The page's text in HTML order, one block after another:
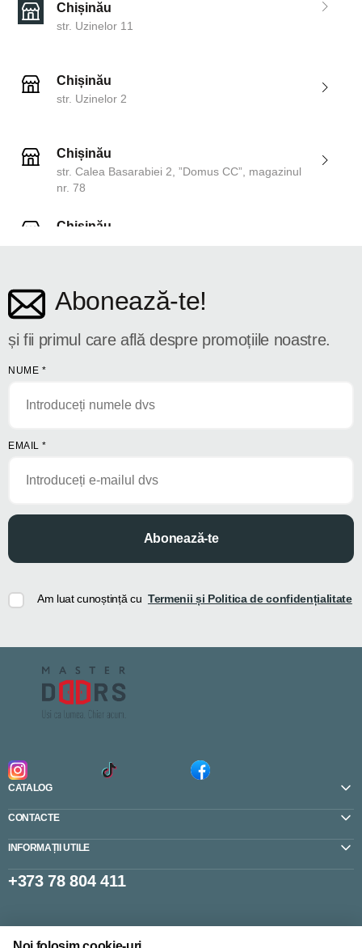
Chișinău
str. Uzinelor 11
Chișinău
str. Uzinelor 2
Chișinău
str. Calea Basarabiei 2, ”Domus CC”, magazinul
nr. 78
Chișinău
Abonează-te!
și fii primul care află despre promoțiile noastre.
NUME *
EMAIL *
Abonează-te
Am luat cunoștință cu Termenii și Politica de confidențialitate
CATALOG
CONTACTE
INFORMAȚII UTILE
+373 78 804 411
Setări cookie-uri